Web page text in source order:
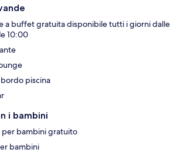
a buffet gratuita disponibile tutti i giorni dalle
10:00
piscina
i bambini
per bambini gratuito
bambini